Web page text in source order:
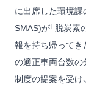
に出席した環境課
SMAS)が「脱炭素
報を持ち帰ってき
の適正車両台数の
制度の提案を受け